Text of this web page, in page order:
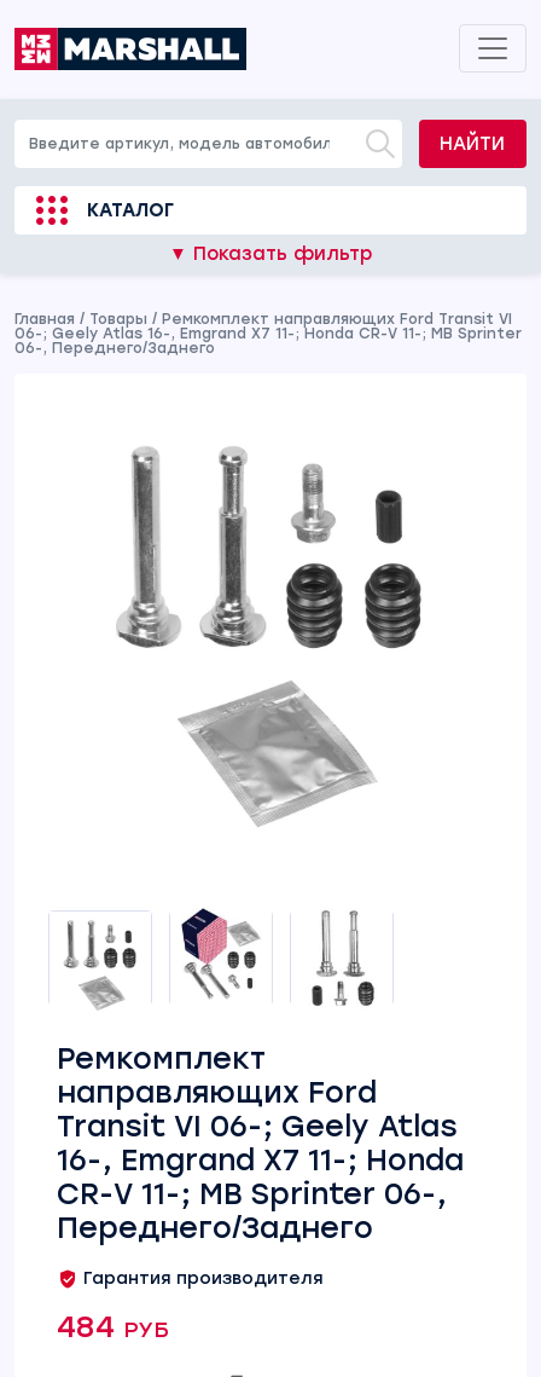
НАЙТИ
КАТАЛОГ
▼ Показать фильтр
Главная / Товары / Ремкомплект направляющих Ford Transit VI
06-; Geely Atlas 16-, Emgrand X7 11-; Honda CR-V 11-; MB Sprinter
06-, Переднего/Заднего
Ремкомплект
направляющих Ford
Transit VI 06-; Geely Atlas
16-, Emgrand X7 11-; Honda
CR-V 11-; MB Sprinter 06-,
Переднего/Заднего
Гарантия производителя
484 руб